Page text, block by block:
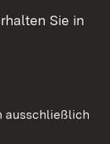
Sie in
ausschließlich